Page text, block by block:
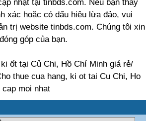
nhật tại tinbds.com. Nếu bạn thấy
xác hoặc có dấu hiệu lừa đảo, vui
trị website tinbds.com. Chúng tôi xin
góp của bạn.
ốt tại Củ Chi, Hồ Chí Minh giá rẻ/
thue cua hang, ki ot tai Cu Chi, Ho
moi nhat